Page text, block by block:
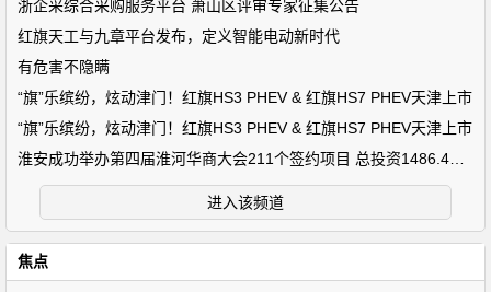
浙企采综合采购服务平台 萧山区评审专家征集公告
红旗天工与九章平台发布，定义智能电动新时代
有危害不隐瞒
“旗”乐缤纷，炫动津门！红旗HS3 PHEV & 红旗HS7 PHEV天津上市
“旗”乐缤纷，炫动津门！红旗HS3 PHEV & 红旗HS7 PHEV天津上市
进入该频道
焦点